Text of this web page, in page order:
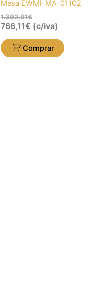
Mesa EWMI-MA-01102
1.392,91€
766,11€ (c/iva)
Comprar